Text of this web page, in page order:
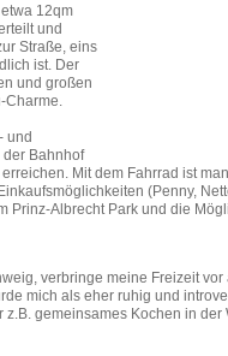
12qm
und
Straße, eins
ist. Der
und großen
und
der Bahnhof
Mit dem Fahrrad ist
(Penny,
Prinz-Albrecht Park und die
verbringe meine Freizeit
mich als eher ruhig und
gemeinsames Kochen in der